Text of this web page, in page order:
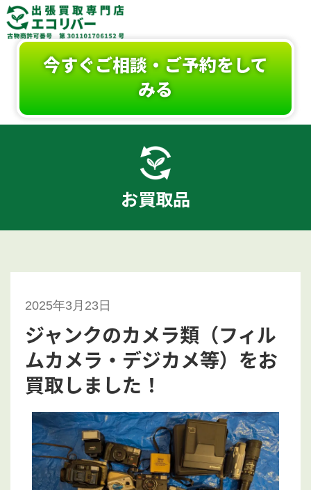
今すぐご相談・ご予約をして
みる
お買取品
2025年3月23日
ジャンクのカメラ類（フィル
ムカメラ・デジカメ等）をお
買取しました！